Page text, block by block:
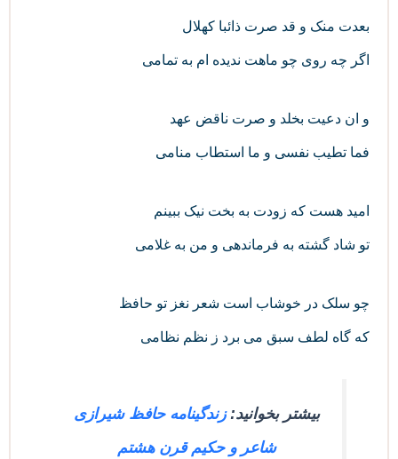
بعدت منک و قد صرت ذائبا کهلال
اگر چه روی چو ماهت ندیده‌ ام به تمامی
و ان دعیت بخلد و صرت ناقض عهد
فما تطیب نفسی و ما استطاب منامی
امید هست که زودت به بخت نیک ببینم
تو شاد گشته به فرماندهی و من به غلامی
چو سلک در خوشاب است شعر نغز تو حافظ
که گاه لطف سبق می‌ برد ز نظم نظامی
بیشتر بخوانید:زندگینامه حافظ شیرازی
شاعر و حکیم قرن هشتم